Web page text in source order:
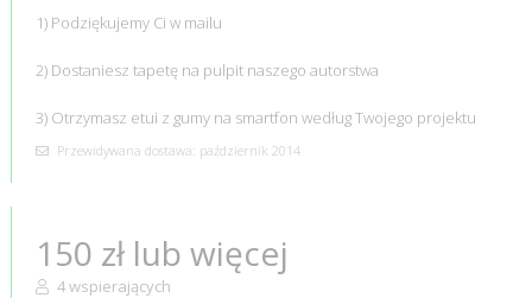
1) Podziękujemy Ci w mailu
2) Dostaniesz tapetę na pulpit naszego autorstwa
3) Otrzymasz etui z gumy na smartfon według Twojego projektu
Przewidywana dostawa: październik 2014
150 zł lub więcej
4 wspierających